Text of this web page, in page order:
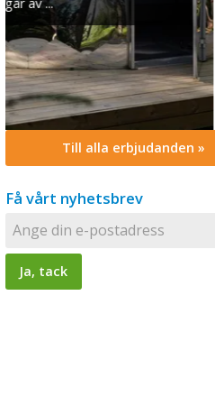
Till alla erbjudanden »
Få vårt nyhetsbrev